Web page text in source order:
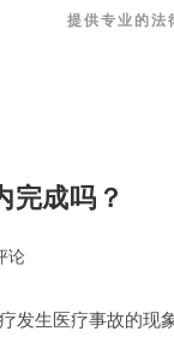
提供专业的法
完成吗？
论
发生医疗事故的现